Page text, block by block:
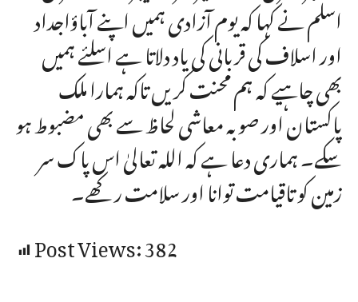
اسلم نے کہا کہ یوم آزادی ہمیں اپنے آباؤاجداد
اور اسلاف کی قربانی کی یاد دلاتا ہے اسلئے ہمیں
بھی چاہیے کہ ہم محنت کریں تاکہ ہمارا ملک
پاکستان اور صوبہ معاشی لحاظ سے بھی مضبوط ہو
سکے۔ ہماری دعا ہے کہ اللہ تعالیٰ اس پاک سر
زمین کو تاقیامت توانا اور سلامت رکھے۔
Post Views:382